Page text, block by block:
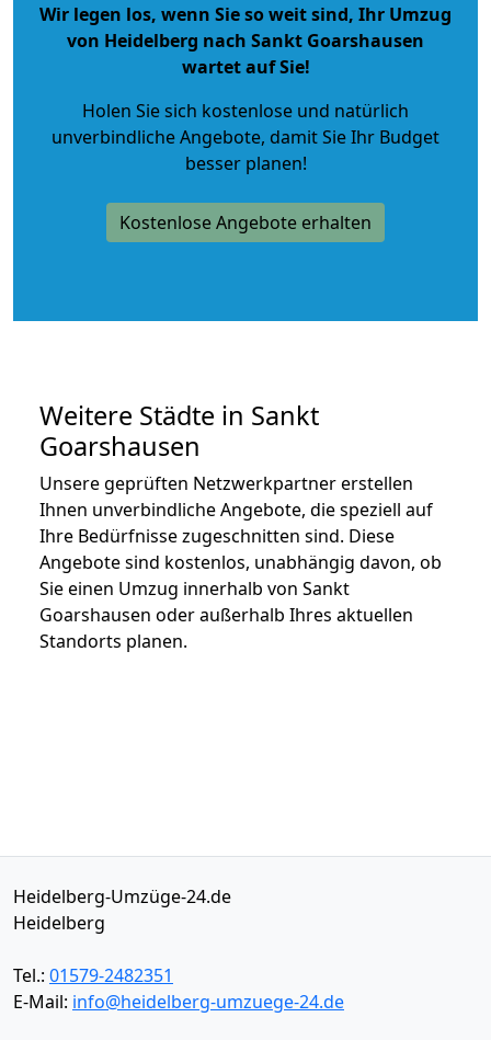
Wir legen los, wenn Sie so weit sind, Ihr Umzug
von Heidelberg nach Sankt Goarshausen
wartet auf Sie!
Holen Sie sich kostenlose und natürlich
unverbindliche Angebote, damit Sie Ihr Budget
besser planen!
Kostenlose Angebote erhalten
Weitere Städte in Sankt
Goarshausen
Unsere geprüften Netzwerkpartner erstellen
Ihnen unverbindliche Angebote, die speziell auf
Ihre Bedürfnisse zugeschnitten sind. Diese
Angebote sind kostenlos, unabhängig davon, ob
Sie einen Umzug innerhalb von Sankt
Goarshausen oder außerhalb Ihres aktuellen
Standorts planen.
Heidelberg-Umzüge-24.de
Heidelberg
Tel.: 01579-2482351
E-Mail: info@heidelberg-umzuege-24.de